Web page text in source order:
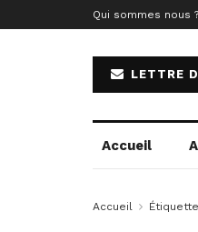
Qui sommes nous ?
LETTRE
Accueil
Accueil Étiquette